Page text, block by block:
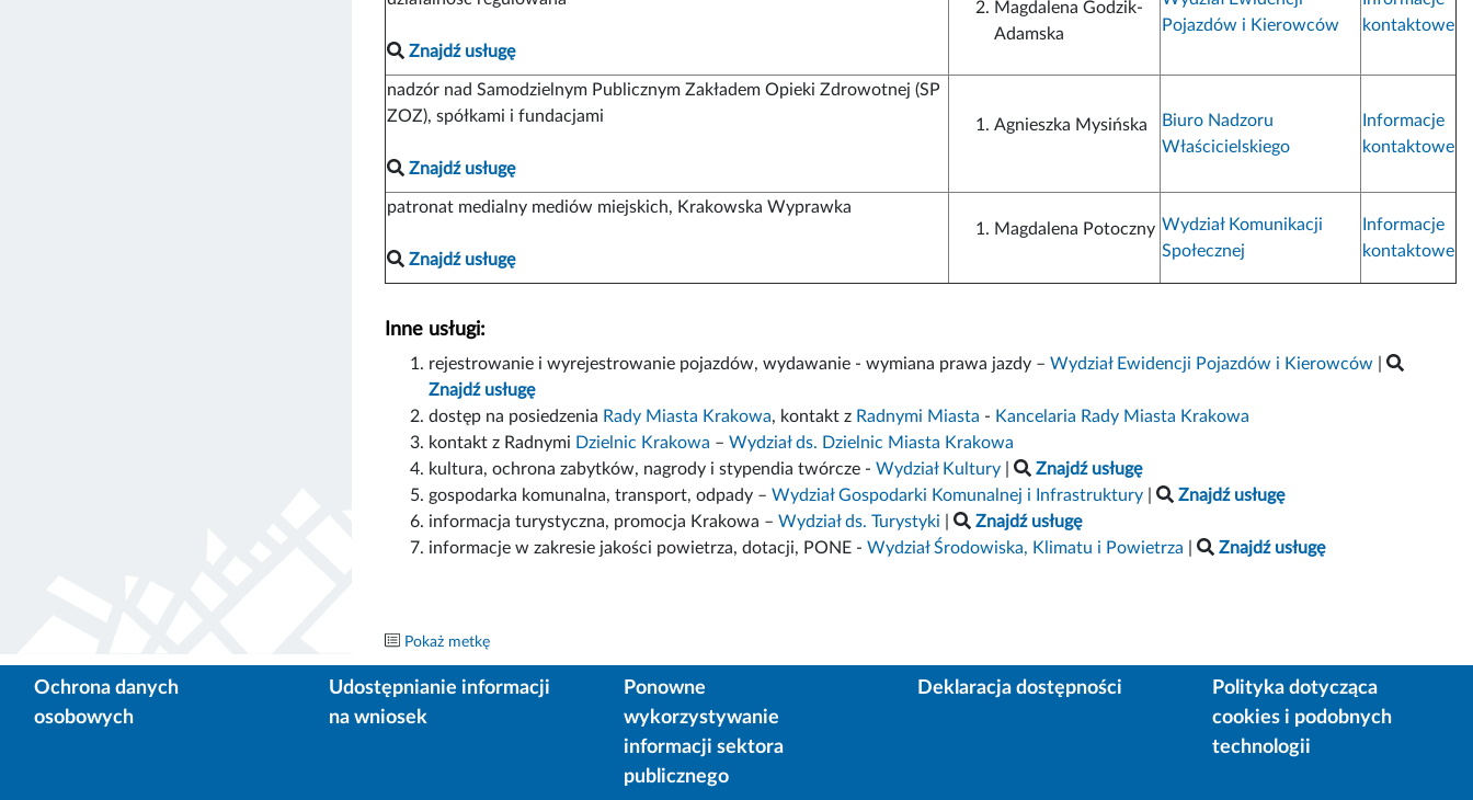
Znajdź usługę
Magdalena Godzik-
Adamska
Pojazdów i Kierowców
kontaktowe
nadzór nad Samodzielnym Publicznym Zakładem Opieki Zdrowotnej (SP
ZOZ), spółkami i fundacjami
Znajdź usługę
Agnieszka Mysińska
Biuro Nadzoru
Właścicielskiego
Informacje
kontaktowe
patronat medialny mediów miejskich, Krakowska Wyprawka
Znajdź usługę
Magdalena Potoczny Wydział Komunikacji
Społecznej
Informacje
kontaktowe
Inne usługi:
rejestrowanie i wyrejestrowanie pojazdów, wydawanie - wymiana prawa jazdy – Wydział Ewidencji Pojazdów i Kierowców
Znajdź usługę
dostęp na posiedzenia Rady Miasta Krakowa, kontakt z Radnymi Miasta - Kancelaria Rady Miasta Krakowa
kontakt z Radnymi Dzielnic Krakowa – Wydział ds. Dzielnic Miasta Krakowa
kultura, ochrona zabytków, nagrody i stypendia twórcze - Wydział Kultury
Znajdź usługę
gospodarka komunalna, transport, odpady – Wydział Gospodarki Komunalnej i Infrastruktury
Znajdź usługę
informacja turystyczna, promocja Krakowa – Wydział ds. Turystyki
Znajdź usługę
informacje w zakresie jakości powietrza, dotacji, PONE - Wydział Środowiska, Klimatu i Powietrza Znajdź usługę
Pokaż metkę
Ochrona danych
osobowych
Udostępnianie informacji
na wniosek
Ponowne
wykorzystywanie
informacji sektora
publicznego
Deklaracja dostępności
Polityka dotycząca
cookies i podobnych
technologii